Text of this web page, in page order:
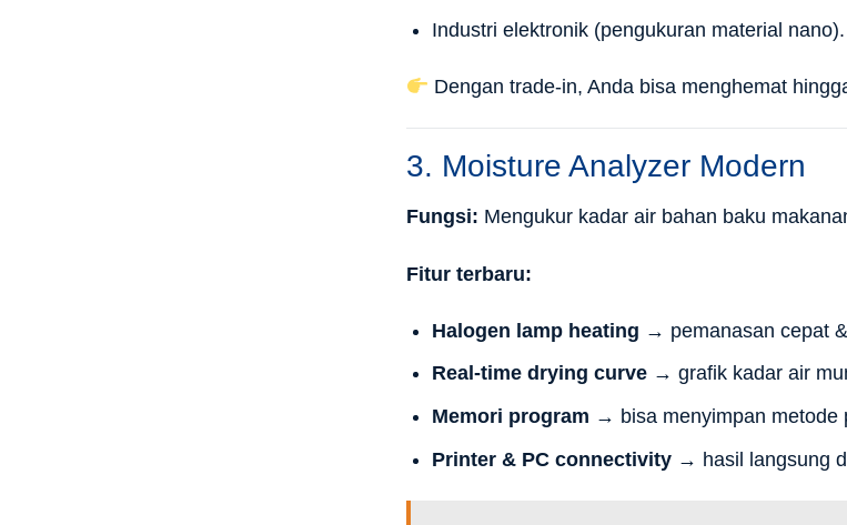
Industri elektronik (pengukuran material nano).
Dengan trade-in, Anda bisa menghemat
3. Moisture Analyzer Modern
Fungsi: Mengukur kadar air bahan baku
Fitur terbaru:
Halogen lamp heating → pemanasan cepat
Real-time drying curve → grafik kadar air
Memori program → bisa menyimpan metode
Printer & PC connectivity → hasil langsung